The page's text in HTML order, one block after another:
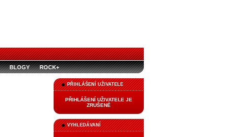
BLOGY ROCK+
PŘIHLÁŠENÍ UŽIVATELE
PŘIHLÁŠENÍ UŽIVATELE JE
ZRUŠENÉ
VYHLEDÁVANÍ